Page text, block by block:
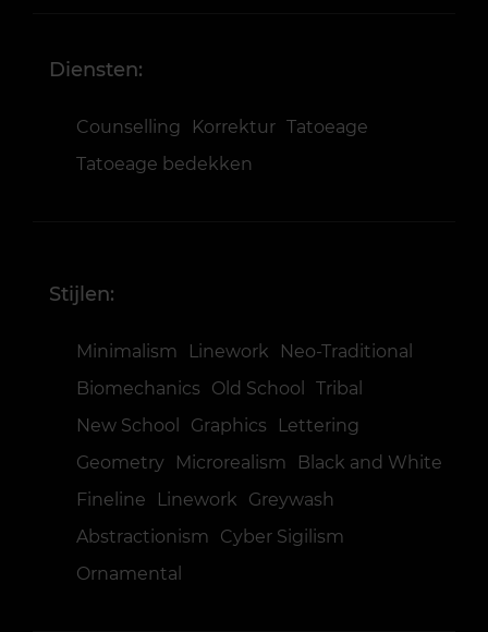
Diensten:
Counselling Korrektur Tatoeage
Tatoeage bedekken
Stijlen:
Minimalism Linework
Neo-Traditional
Biomechanics
Old School
Tribal
New School
Graphics
Lettering
Geometry
Microrealism
Black and White
Fineline
Linework
Greywash
Abstractionism
Cyber Sigilism
Ornamental